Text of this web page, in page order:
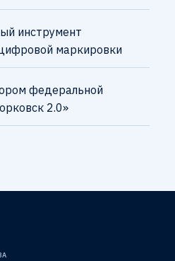
инструмент
маркировки
федеральной
2.0»